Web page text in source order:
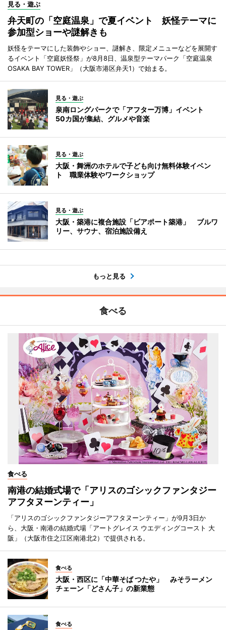
見る・遊ぶ
弁天町の「空庭温泉」で夏イベント 妖怪テーマに
参加型ショーや謎解きも
妖怪をテーマにした装飾やショー、謎解き、限定メニューなどを展開す
るイベント「空庭妖怪祭」が8月8日、温泉型テーマパーク「空庭温泉
OSAKA BAY TOWER」（大阪市港区弁天1）で始まる。
見る・遊ぶ
泉南ロングパークで「アフター万博」イベント
50カ国が集結、グルメや音楽
見る・遊ぶ
大阪・舞洲のホテルで子ども向け無料体験イベン
ト 職業体験やワークショップ
見る・遊ぶ
大阪・築港に複合施設「ビアポート築港」 ブルワ
リー、サウナ、宿泊施設備え
もっと見る
食べる
食べる
南港の結婚式場で「アリスのゴシックファンタジー
アフタヌーンティー」
「アリスのゴシックファンタジーアフタヌーンティー」が9月3日か
ら、大阪・南港の結婚式場「アートグレイス ウエディングコースト 大
阪」（大阪市住之江区南港北2）で提供される。
食べる
大阪・西区に「中華そば つたや」 みそラーメン
チェーン「どさん子」の新業態
食べる